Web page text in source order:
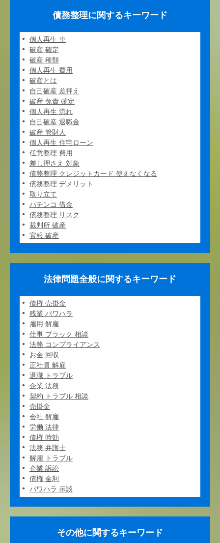
債務整理に関するキーワード
個人再生 車
破産 確定
破産 種類
個人再生 費用
破産とは
自己破産 差押え
破産 免責 確定
個人再生 流れ
自己破産 退職金
破産 管財人
個人再生 住宅ローン
任意整理 費用
差し押さえ 対象
債務整理 クレジットカード 使えなくなる
債務整理 デメリット
取り立て
パチンコ 借金
債務整理 リスク
裁判所 破産
官報 破産
法律問題全般に関するキーワード
債権 売掛金
残業 パワハラ
雇用 解雇
仕事 ブラック 相談
法務 コンプライアンス
お金 回収
正社員 解雇
退職 トラブル
企業 法務
契約 トラブル 相談
売掛金
会社 解雇
労働 法律
債権 時効
法務 弁護士
解雇 トラブル
企業 訴訟
債権 金利
パワハラ 示談
その他に関するキーワード